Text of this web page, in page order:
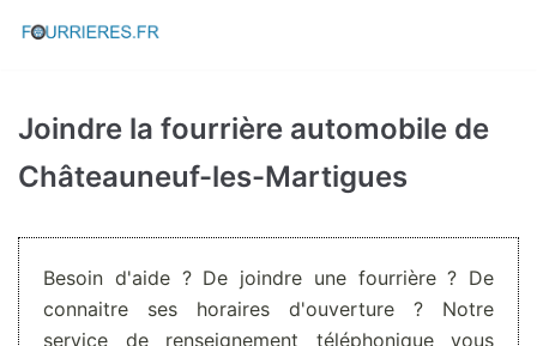
Aller
Joindre la fourrière automobile de
Châteauneuf-les-Martigues
Besoin d'aide ? De joindre une fourrière ? De
connaitre ses horaires d'ouverture ? Notre
service de renseignement téléphonique vous